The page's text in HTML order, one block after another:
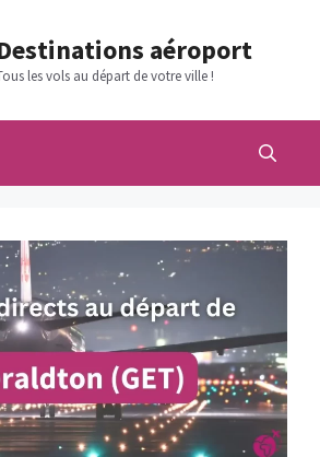
aéroport
les vols au départ de votre ville !